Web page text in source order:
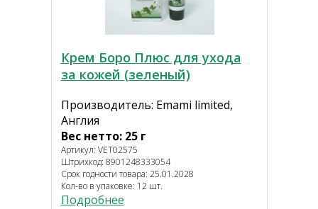
Крем Боро Плюс для ухода
за кожей (зеленый)
Производитель: Emami limited,
Англия
Вес нетто: 25 г
Артикул: VET02575
Штрихкод: 8901248333054
Срок годности товара: 25.01.2028
Кол-во в упаковке: 12 шт.
Подробнее